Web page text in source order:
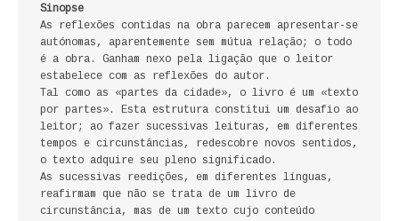
HISTÓRIA
HISTÓRIA DE PORTUGAL
PRÉ-HISTÓRIA
LITERATURA
BIOGRAFIA
Sinopse
As reflexões contidas na obra parecem apresentar-se
autónomas, aparentemente sem mútua relação; o todo
é a obra. Ganham nexo pela ligação que o leitor
estabelece com as reflexões do autor.
Tal como as «partes da cidade», o livro é um «texto
por partes». Esta estrutura constitui um desafio ao
leitor; ao fazer sucessivas leituras, em diferentes
tempos e circunstâncias, redescobre novos sentidos,
o texto adquire seu pleno significado.
As sucessivas reedições, em diferentes línguas,
reafirmam que não se trata de um livro de
circunstância, mas de um texto cujo conteúdo